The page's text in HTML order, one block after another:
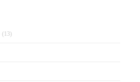
(13)